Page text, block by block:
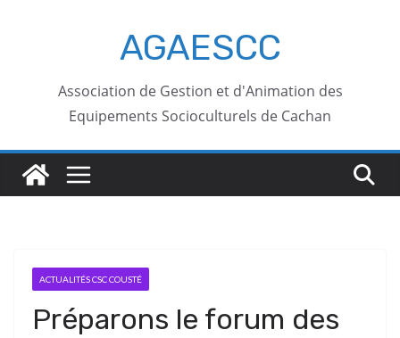
AGAESCC
Association de Gestion et d'Animation des
Equipements Socioculturels de Cachan
ACTUALITÉS CSC COUSTÉ
Préparons le forum des